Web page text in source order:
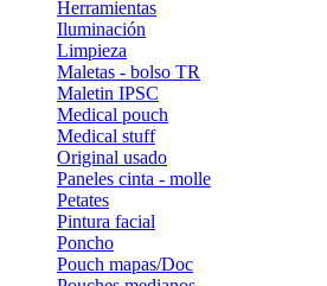
Herramientas
Iluminación
Limpieza
Maletas - bolso TR
Maletin IPSC
Medical pouch
Medical stuff
Original usado
Paneles cinta - molle
Petates
Pintura facial
Poncho
Pouch mapas/Doc